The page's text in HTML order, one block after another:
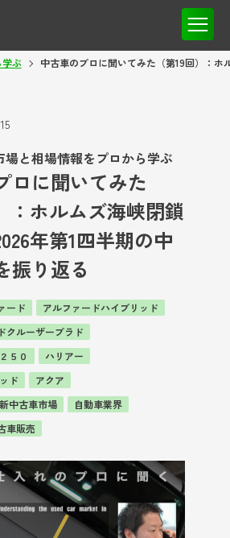
学ぶ 中古車のプロに聞いてみた（第19回）：
場と相場情報をプロから学ぶ
ロに聞いてみた
：ホルムズ海峡閉鎖
年第1四半期の中
振り返る
ード
アルファードハイブリッド
クルーザープラド
５０
ハリアー
ド
アクア
中古車市場
自動車業界
車販売